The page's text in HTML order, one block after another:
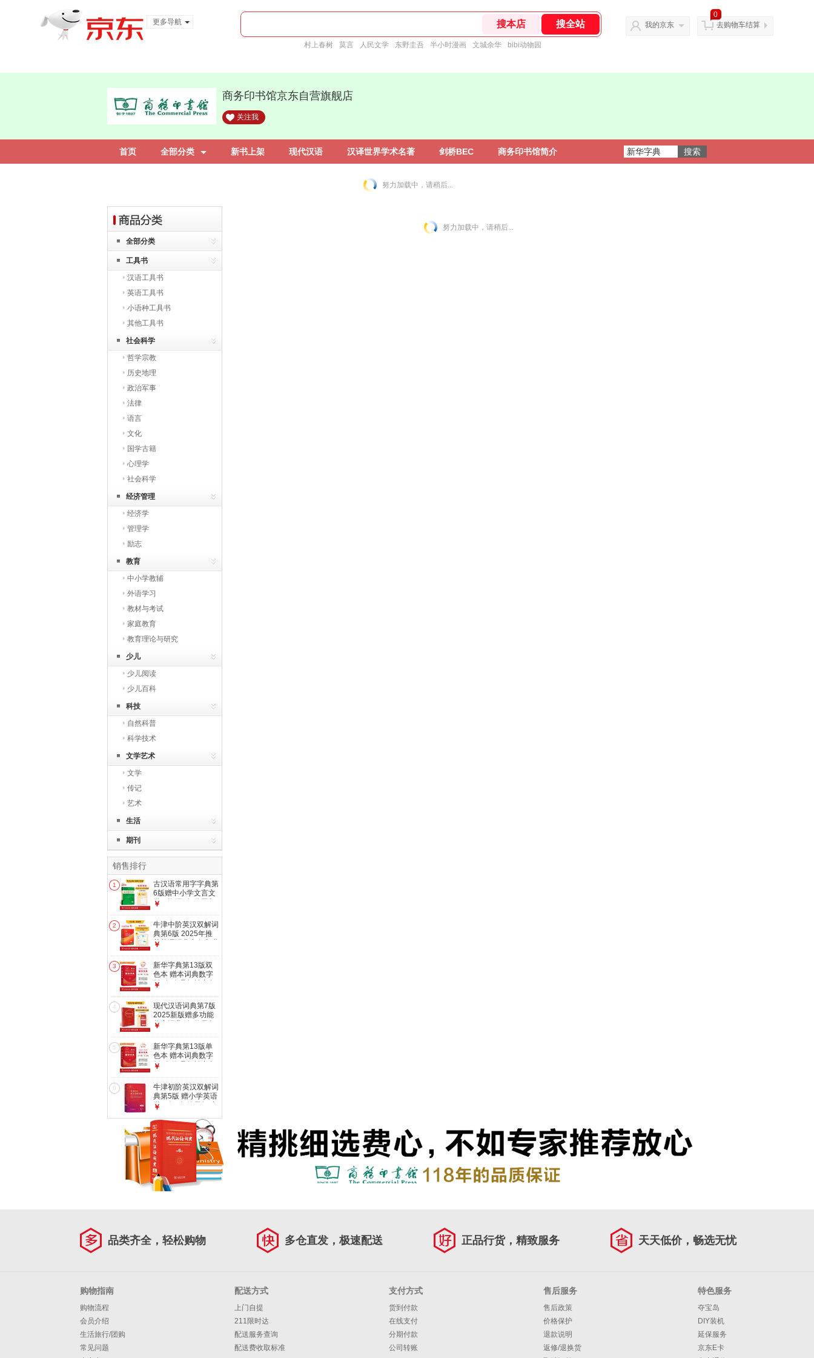
更多导航
村上春树 莫言 人民文学 东野圭吾 半小时漫画 文城余华 bibi动物园
我的京东
0
去购物车结算
商务印书馆京东自营旗舰店
关注我
首页 全部分类 新书上架 现代汉语 汉译世界学术名著 剑桥BEC 商务印书馆简介
努力加载中，请稍后...
全部分类
工具书
汉语工具书
英语工具书
小语种工具书
其他工具书
社会科学
哲学宗教
历史地理
政治军事
法律
语言
文化
国学古籍
心理学
社会科学
经济管理
经济学
管理学
励志
教育
中小学教辅
外语学习
教材与考试
家庭教育
教育理论与研究
少儿
少儿阅读
少儿百科
科技
自然科普
科学技术
文学艺术
文学
传记
艺术
生活
期刊
销售排行
1
古汉语常用字字典第
6版赠中小学文言文
学习资源1年使用权
新版中小学生语文文
言文常备工具书 可
搭购教材教辅新华字
典现代汉语词典牛津
高阶英语词典作文书
成语古代汉语词典
￥
2
牛津中阶英汉双解词
典第6版 2025年推
荐英语词典商务印书
汉语词典初高中小学
生
￥
3
新华字典第13版双
色本 赠本词典数字
版1年会员权益商务
中小学生语文常备工
具书 可搭购教材教
辅现代汉语词典古汉
语常用字字典牛津高
阶英语词典作文书成
语古代汉语词典
￥
4
现代汉语词典第7版
2025新版赠多功能
数字词典1年使用权
小学生语文常备工具
书 可搭购教材教辅
现汉7古汉语常用字
字典牛津高阶英语词
典作文书成语古代汉
语词典
￥
5
新华字典第13版单
色本 赠本词典数字
版1年会员权益商务
中小学生语文常备工
具书 可搭购教材教
辅现代汉语词典古汉
语常用字字典牛津高
阶英语词典作文书成
语古代汉语词典
￥
6
牛津初阶英汉双解词
典第5版 赠小学英语
学习包3年使用权 商
版中小学生英语词典
工具书 可搭购新华
字典现代汉语词典古
汉常用词典成语古代
汉语词典ket英语
￥
努力加载中，请稍后...
品类齐全，轻松购物 多仓直发，极速配送 正品行货，精致服务 天天低价，畅选无忧
购物指南
购物流程
会员介绍
生活旅行/团购
常见问题
配送方式
上门自提
211限时达
配送服务查询
配送费收取标准
支付方式
货到付款
在线支付
分期付款
公司转账
售后服务
售后政策
价格保护
退款说明
返修/退换货
特色服务
夺宝岛
DIY装机
延保服务
京东E卡